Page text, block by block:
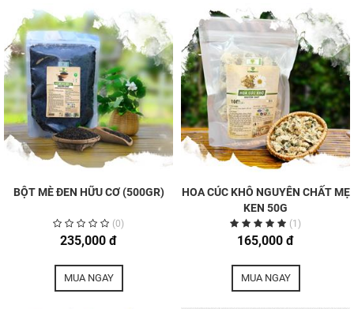
18 tháng kể từ ngày sản xuất.
6 tháng sau mở bao bì.
-------------------------------------------------------------------------
CÔNG TY TNHH SẢN PHẨM THIÊN NHIÊN MẸ KEN
Nhà máy: Xã Hòa Ninh, Huyện Hòa Vang, TP.Đà Nẵng
Liên hệ:0905 668 870
Website: http://mekenhouse.vn/
Fanpage: Mẹ Ken House
BỘT MÈ ĐEN HỮU CƠ (500GR)
(0)
235,000 đ
MUA NGAY
HOA CÚC KHÔ NGUYÊN CHẤT MẸ
KEN 50G
(1)
165,000 đ
MUA NGAY